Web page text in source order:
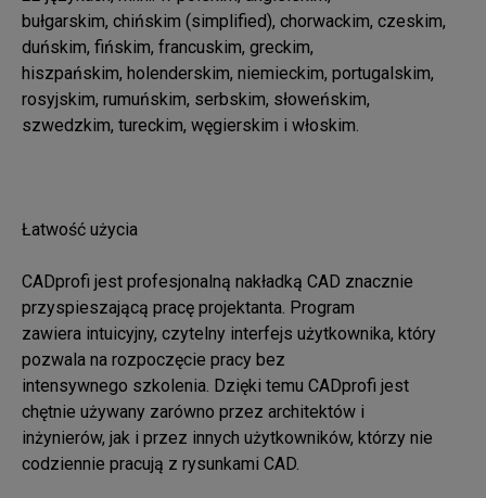
bułgarskim, chińskim (simplified), chorwackim, czeskim,
duńskim, fińskim, francuskim, greckim,
hiszpańskim, holenderskim, niemieckim, portugalskim,
rosyjskim, rumuńskim, serbskim, słoweńskim,
szwedzkim, tureckim, węgierskim i włoskim.
Łatwość użycia
CADprofi jest profesjonalną nakładką CAD znacznie
przyspieszającą pracę projektanta. Program
zawiera intuicyjny, czytelny interfejs użytkownika, który
pozwala na rozpoczęcie pracy bez
intensywnego szkolenia. Dzięki temu CADprofi jest
chętnie używany zarówno przez architektów i
inżynierów, jak i przez innych użytkowników, którzy nie
codziennie pracują z rysunkami CAD.